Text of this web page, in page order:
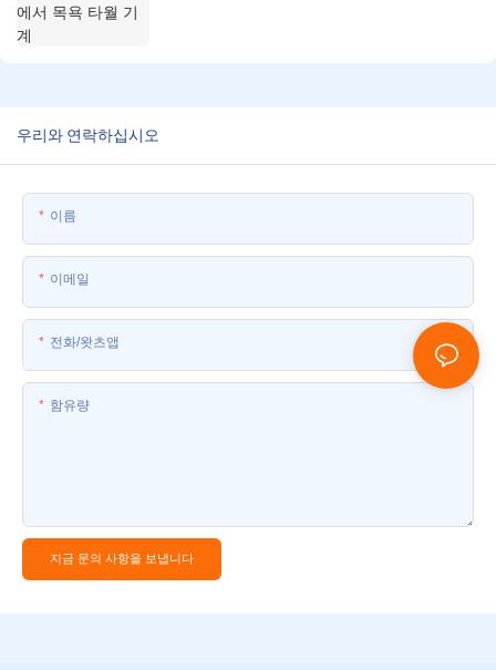
우리와 연락하십시오
이름
이메일
전화/왓츠앱
함유량
지금 문의 사항을 보냅니다